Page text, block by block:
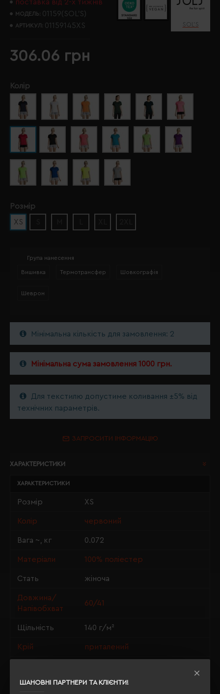
ШАНОВНІ ПАРТНЕРИ ТА КЛІЄНТИ!
поставка від 2-х тижнів
МОДЕЛЬ: 01159(SOL’S)
АРТИКУЛ: 01159145XS SOL’S
306.06 грн
Колір
Розмір
XS
Група нанесення
Вишивка Термотрансфер Шовкографія
Шеврон
Мінімальна кількість для замовлення: 2
Мінімальна сума замовлення 1000 грн.
Для текстилю допустиме коливання ±5% від
технічних параметрів.
ЗАПРОСИТИ ІНФОРМАЦІЮ
ХАРАКТЕРИСТИКИ
ХАРАКТЕРИСТИКИ
Розмір XS
Колір червоний
Вага ~, кг 0.072
Матеріали 100% поліестер
Стать жіноча
Довжина/
Напівобхват
60/41
Щільність 140 г/м²
Крій приталений